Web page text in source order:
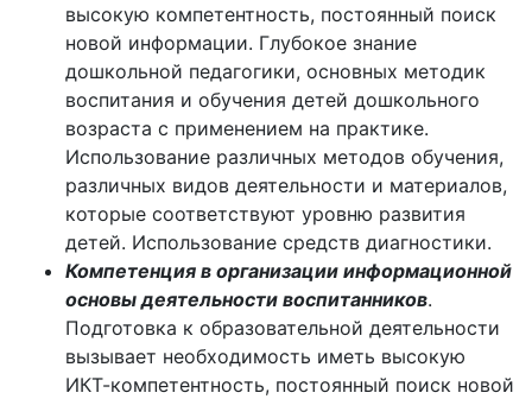
высокую компетентность, постоянный поиск
новой информации. Глубокое знание
дошкольной педагогики, основных методик
воспитания и обучения детей дошкольного
возраста с применением на практике.
Использование различных методов обучения,
различных видов деятельности и материалов,
которые соответствуют уровню развития
детей. Использование средств диагностики.
Компетенция в организации информационной
основы деятельности воспитанников.
Подготовка к образовательной деятельности
вызывает необходимость иметь высокую
ИКТ-компетентность, постоянный поиск новой